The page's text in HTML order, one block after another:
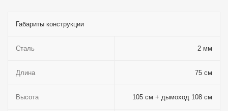
Габариты конструкции
Сталь 2 мм
Длина 75 см
Высота 105 см + дымоход 108 см